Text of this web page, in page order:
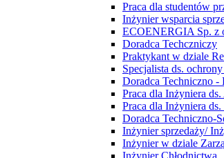
Praca dla studentów
Inżynier wsparcia
ECOENERGIA Sp. z
Doradca Techczniczy
Praktykant w dziale
Specjalista ds.
Doradca Techniczno -
Praca dla Inżyniera
Praca dla Inżyniera
Doradca Techniczno-
Inżynier sprzedaży/
Inżynier w dziale
Inżynier Chłodnictwa